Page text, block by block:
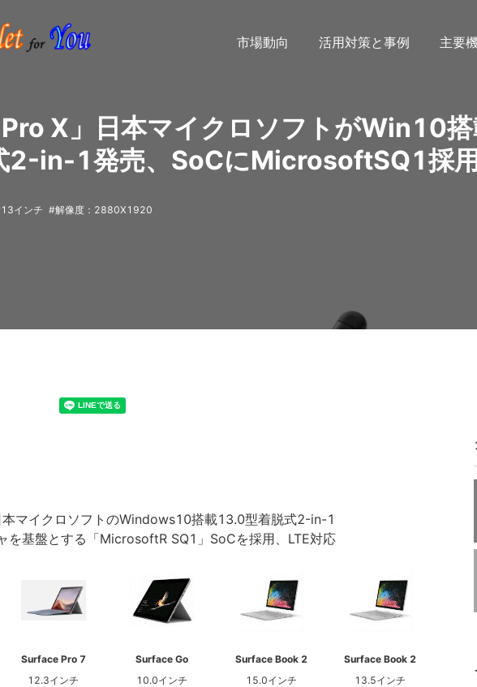
市場動向 活用対策と事例 主要
Pro X」日本マイクロソフトがWin10
2-in-1発売、SoCにMicrosoftSQ1採
13インチ 解像度：2880X1920
本マイクロソフトのWindows10搭載13.0型着脱式2-in-1
を基盤とする「MicrosoftR SQ1」SoCを採用、LTE対応
Surface Pro 7
12.3インチ
Surface Go
10.0インチ
Surface Book 2
15.0インチ
Surface Book 2
13.5インチ